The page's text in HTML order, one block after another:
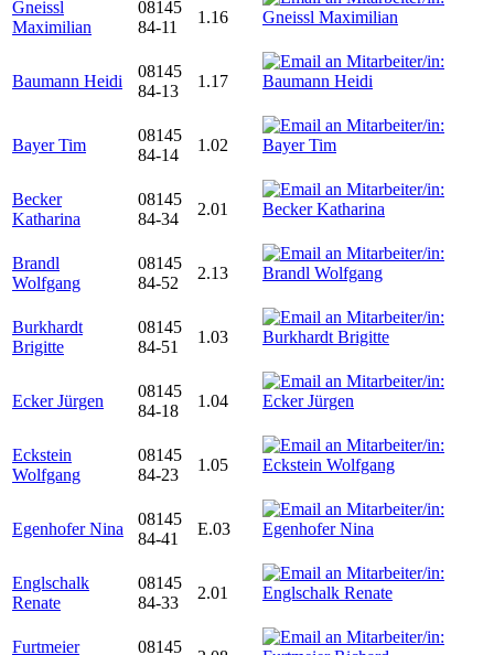
Gneissl
Maximilian
08145
84-11
1.16
Baumann Heidi
08145
84-13
1.17
Bayer Tim
08145
84-14
1.02
Becker
Katharina
08145
84-34
2.01
Brandl
Wolfgang
08145
84-52
2.13
Burkhardt
Brigitte
08145
84-51
1.03
Ecker Jürgen
08145
84-18
1.04
Eckstein
Wolfgang
08145
84-23
1.05
Egenhofer Nina
08145
84-41
E.03
Englschalk
Renate
08145
84-33
2.01
Furtmeier
08145